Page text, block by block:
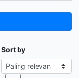
Sort by